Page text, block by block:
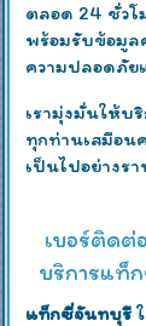
ตลอด 24 ชั่วโ
พร้อมรับข้อมูล
ความปลอดภัย
เรามุ่งมั่นให้บ
ทุกท่านเสมือน
เป็นไปอย่างร
เบอร์ติดต่
บริการแท็
แท็กซี่จันทบุรี